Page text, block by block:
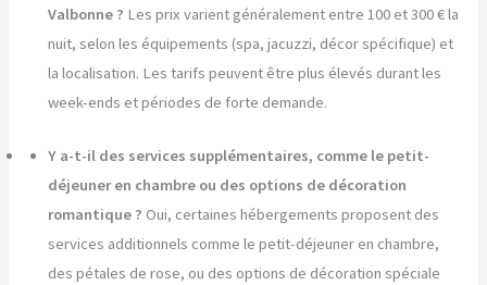
Valbonne ? Les prix varient généralement entre 100 et 300 € la
nuit, selon les équipements (spa, jacuzzi, décor spécifique) et
la localisation. Les tarifs peuvent être plus élevés durant les
week-ends et périodes de forte demande.
Y a-t-il des services supplémentaires, comme le petit-
déjeuner en chambre ou des options de décoration
romantique ? Oui, certaines hébergements proposent des
services additionnels comme le petit-déjeuner en chambre,
des pétales de rose, ou des options de décoration spéciale